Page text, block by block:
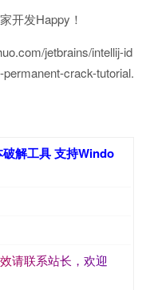
开发Happy！
jetbrains/intellij-id
crack-tutorial.
解工具 支持Windo
效请联系站长 ， 欢迎